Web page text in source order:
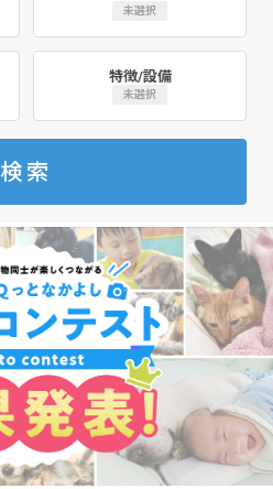
未選択
特徴/設備
未選択
検索